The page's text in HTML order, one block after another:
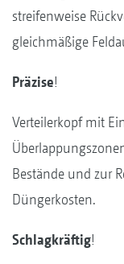
streifenweise
gleichmäßige
Präzise!
Verteilerkopf mit
Bestände und zur
Düngerkosten.
Schlagkräftig!